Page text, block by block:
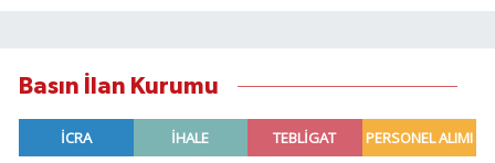
Basın İlan Kurumu